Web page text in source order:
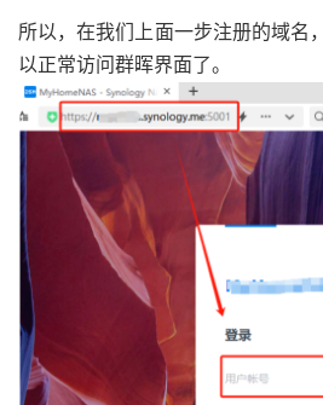
所以，在我们上面一步注册的域名
以正常访问群晖界面了。